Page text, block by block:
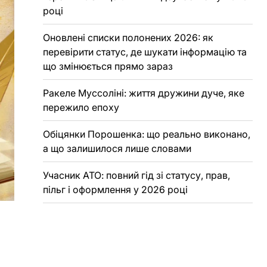
році
Оновлені списки полонених 2026: як
перевірити статус, де шукати інформацію та
що змінюється прямо зараз
Ракеле Муссоліні: життя дружини дуче, яке
пережило епоху
Обіцянки Порошенка: що реально виконано,
а що залишилося лише словами
Учасник АТО: повний гід зі статусу, прав,
пільг і оформлення у 2026 році